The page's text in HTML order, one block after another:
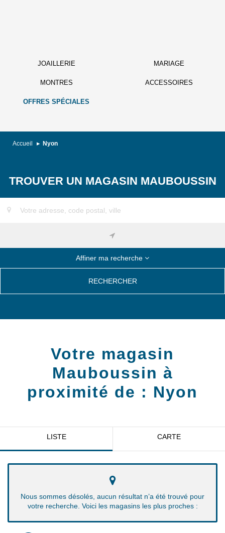
JOAILLERIE MARIAGE
MONTRES ACCESSOIRES
OFFRES SPÉCIALES
Accueil Nyon
TROUVER UN MAGASIN MAUBOUSSIN
Affiner ma recherche
RECHERCHER
Votre magasin
Mauboussin à
proximité de : Nyon
LISTE CARTE
Nous sommes désolés, aucun résultat n’a été trouvé pour
votre recherche. Voici les magasins les plus proches :